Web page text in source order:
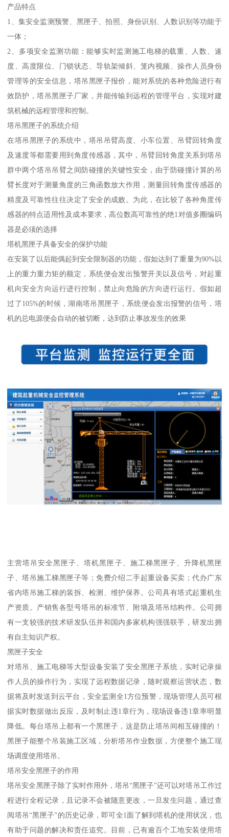
产品特点
1、集安全监测预警、黑匣子、拍照、身份识别、人数识别等功能于
一体；
2、多项安全监测功能：能够实时监测施工电梯的载重、人数、速
度、高度限位、门锁状态、导轨架倾斜、笼内视频、操作人员身份
管理等的安全信息，塔吊黑匣子报价，能对系统的各种危险进行有
效防护，塔吊黑匣子厂家，并能传输到远程的管理平台，实现对建
筑机械的远程管理和控制。
塔吊黑匣子的系统介绍
在塔吊黑匣子的系统中，塔吊吊臂高度、小车位置、吊臂回转角度
及速度等都需要用到角度传感器，其中，吊臂回转角度关系到塔吊
群中两个塔吊吊臂之间防碰撞的关键性安全，由于防碰撞计算的吊
臂长度对于测量角度的三角函数放大作用，测量回转角度传感器的
精度及可靠性往往决定了安全的成败。为此，在比较了各种角度传
感器的特点适用性及成本要求，高位数高可靠性的绝1对值多圈编码
器是必须的选择
塔机黑匣子具备安全的保护功能
在安装了以后能偶起到安全限制器的功能，假如达到了重量为90%以
上的重力重力矩的额定，系统便会发出预警开关以及信号，对起重
机向安全方向运行进行控制，禁止向危险的方向进行运行。假如超
过了105%的时候，湖南塔吊黑匣子，系统便会发出报警的信号，塔
机的总电源便会自动的被切断，达到防止事故发生的效果
主营塔吊安全黑匣子、塔机黑匣子、施工梯黑匣子、升降机黑匣
子、塔吊施工梯黑匣子等；免费介绍二手起重设备买卖；代办广东
省内塔吊施工梯的装拆、检测、维护保养。公司具有塔式起重机生
产资质。产销售各型号塔吊的标准节、附墙及塔吊结构件。公司拥
有一支较强的技术研发队伍并和国内多家机构强强联手，研发出拥
有自主知识产权。
黑匣子安全
对塔吊、施工电梯等大型设备安装了安全黑匣子系统，实时记录操
作人员的操作行为，实现了远程数据记录，随时观察运营状态，数
据将及时发送到云平台，安全监测全1方位预警，现场管理人员可根
据实时数据做出反应，及时制止违1章行为，现场设备违1章率明显
降低。每台塔吊上都有一个黑匣子，这是防止塔吊间相互碰撞的！
黑匣子能整个吊装施工区域，分析塔吊作业数据，方便整个施工现
场调度使用塔吊。
塔吊安全黑匣子的作用
塔吊安全黑匣子除了实时作用外，塔吊“黑匣子”还可以对塔吊工作过
程进行全程记录，且记录不会被随意更改，一旦发生问题，通过查
阅塔吊“黑匣子”的历史记录，即可全1面了解到塔机的使用状况，也
有助于问题的解决和责任追究。目前，已有逾百个工地安装使用塔